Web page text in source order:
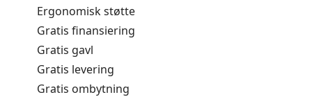
Ergonomisk støtte
Gratis finansiering
Gratis gavl
Gratis levering
Gratis ombytning